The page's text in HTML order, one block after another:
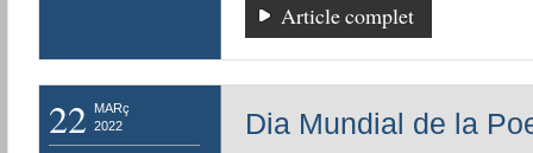
Article complet
22
MARç
2022
Dia Mundial de la